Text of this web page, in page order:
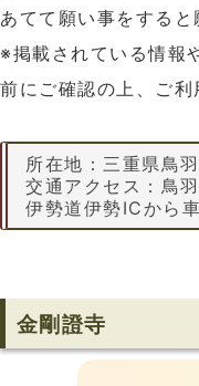
あてて願い事をすると
※掲載されている情報
前にご確認の上、ご利
所在地：三重県鳥
交通アクセス：鳥
伊勢道伊勢ICから
金剛證寺